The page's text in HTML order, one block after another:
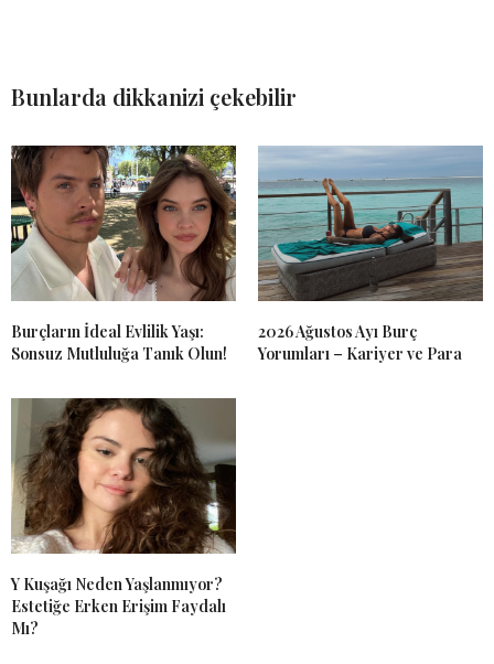
Bunlarda dikkanizi çekebilir
Burçların İdeal Evlilik Yaşı:
Sonsuz Mutluluğa Tanık Olun!
2026 Ağustos Ayı Burç
Yorumları – Kariyer ve Para
Y Kuşağı Neden Yaşlanmıyor?
Estetiğe Erken Erişim Faydalı
Mı?